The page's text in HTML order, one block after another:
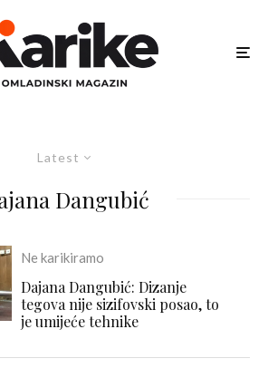
Latest
Dangubić
Ne karikiramo
Dajana Dangubić: Dizanje
tegova nije sizifovski posao, to
je umijeće tehnike